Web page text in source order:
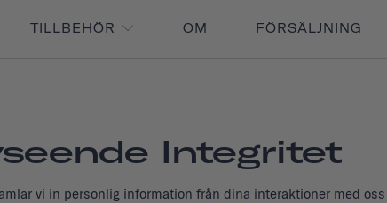
TILLBEHÖR OM FÖRSÄLJNING
Integritet
vi in personlig information från dina interaktioner med